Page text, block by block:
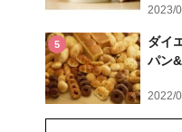
2023/
5
ダイ
パン
2022/